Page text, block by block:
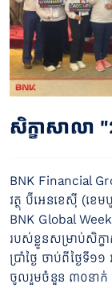
សិក្ខាសាលា
BNK Financial
វត្ថុ ប៊ីអេនខេស៊ី (ខេ
BNK Global
របស់ខ្លួនសម្រាប់សិក្ខ
ប្រាំថ្ងៃ ចាប់ពីថ្ងៃទី
ចូលរួមចំនួន ៣០នាក់